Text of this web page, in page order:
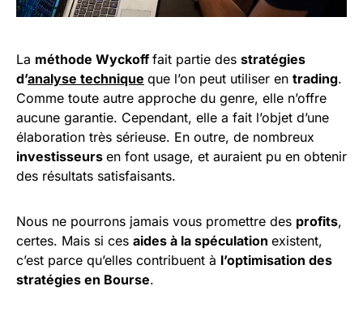
La méthode Wyckofffait partie des stratégies
d’analyse technique que l’on peut utiliser en trading.
Comme toute autre approche du genre, elle n’offre
aucune garantie. Cependant, elle a fait l’objet d’une
élaboration très sérieuse. En outre, de nombreux
investisseurs en font usage, et auraient pu en obtenir
des résultats satisfaisants.
Nous ne pourrons jamais vous promettre des profits,
certes. Mais si ces aides à la spéculation existent,
c’est parce qu’elles contribuent à l’optimisation des
stratégies en Bourse.